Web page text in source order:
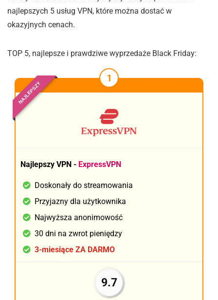
najlepszych 5 usług VPN, które można dostać w
okazyjnych cenach.
TOP 5, najlepsze i prawdziwe wyprzedaże Black Friday:
NAJLEPSZY
1
Najlepszy VPN - ExpressVPN
Doskonały do streamowania
Przyjazny dla użytkownika
Najwyższa anonimowość
30 dni na zwrot pieniędzy
3-miesiące ZA DARMO
9.7